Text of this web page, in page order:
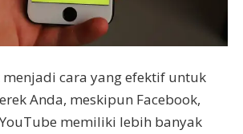
cara yang efektif untuk
Anda, meskipun Facebook,
memiliki lebih banyak